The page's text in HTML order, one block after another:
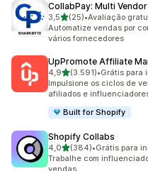
CollabPay: Multi
3,5de 5 estrelas
(25)
25 avaliações ao todo
•Avaliação
Automatize vendas por
vários fornecedores
UpPromote Affiliate
4,9de 5 estrelas
(3.591)
3591 avaliações ao todo
•Grátis para
Impulsione os ciclos de
afiliados e
Built for Shopify
Shopify Collabs
4,0de 5 estrelas
(384)
384 avaliações ao todo
•Grátis para
Trabalhe com